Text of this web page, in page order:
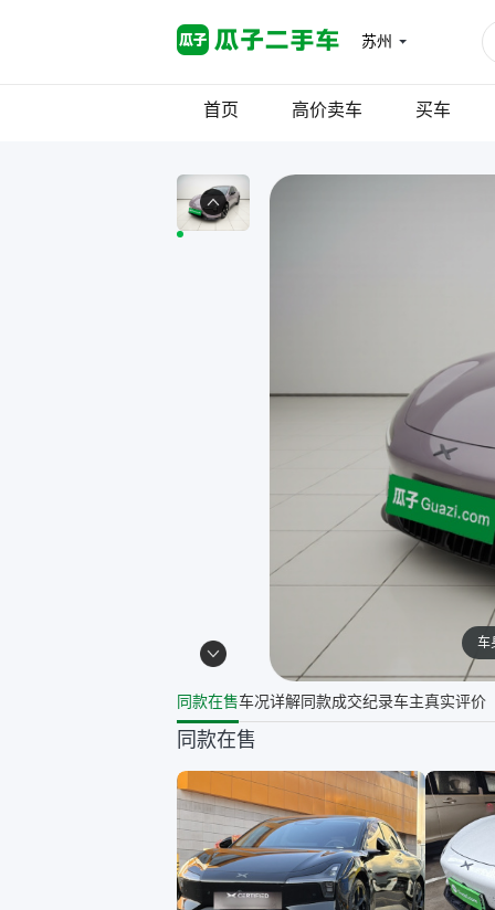
苏州
首页 高价卖车 买车
车
同款在售车况详解同款成交纪录车主真实评价
同款在售